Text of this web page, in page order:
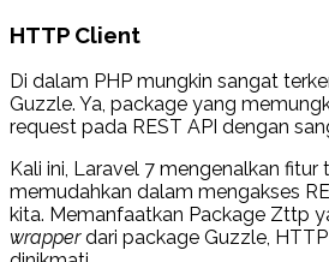
HTTP Client
Di dalam PHP mungkin sangat
Guzzle. Ya, package yang
request pada REST API dengan
Kali ini, Laravel 7 mengenalkan fitur
memudahkan dalam mengakses
kita. Memanfaatkan Package Zttp
wrapperdari package Guzzle,